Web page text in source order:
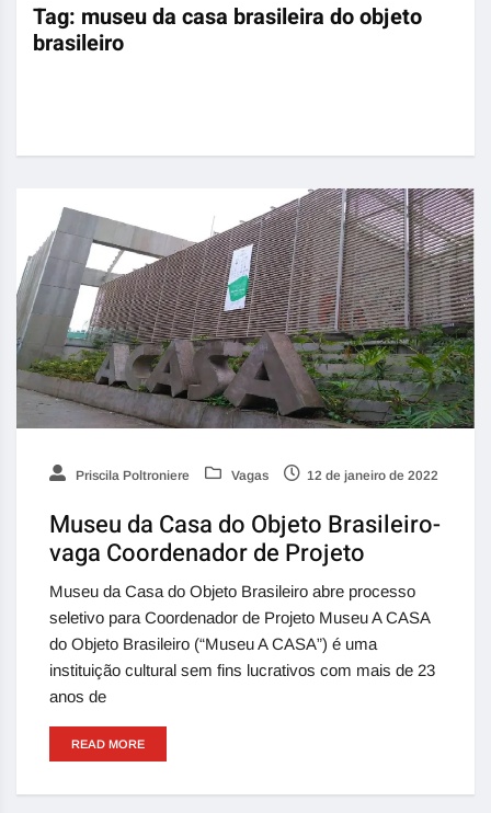
Tag: museu da casa brasileira do objeto
brasileiro
Priscila Poltroniere Vagas 12 de janeiro de 2022
Museu da Casa do Objeto Brasileiro-
vaga Coordenador de Projeto
Museu da Casa do Objeto Brasileiro abre processo
seletivo para Coordenador de Projeto Museu A CASA
do Objeto Brasileiro (“Museu A CASA”) é uma
instituição cultural sem fins lucrativos com mais de 23
anos de
READ MORE